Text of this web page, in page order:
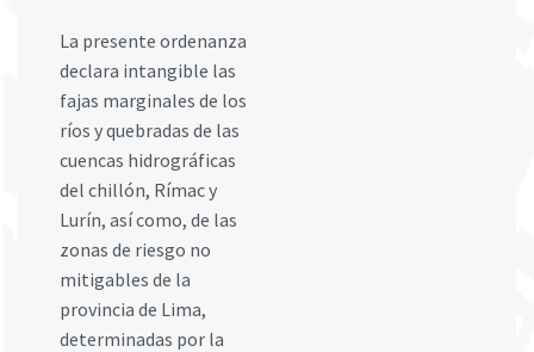
La presente ordenanza
declara intangible las
fajas marginales de los
ríos y quebradas de las
cuencas hidrográficas
del chillón, Rímac y
Lurín, así como, de las
zonas de riesgo no
mitigables de la
provincia de Lima,
determinadas por la